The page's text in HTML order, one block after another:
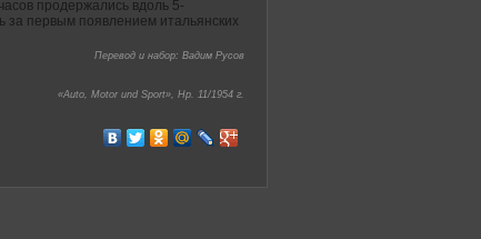
продержались вдоль 5-
за первым появлением итальянских
Перевод и набор: Вадим Русов
«Auto, Motor und Sport», Hp. 11/1954 г.